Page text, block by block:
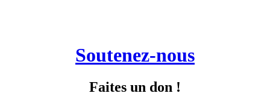
Soutenez-nous
Faites un don !